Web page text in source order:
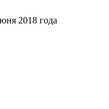
2018 года